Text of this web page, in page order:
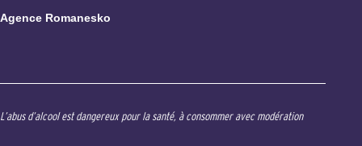
Agence Romanesko
L’abus d’alcool est dangereux pour la santé, à consommer avec modération